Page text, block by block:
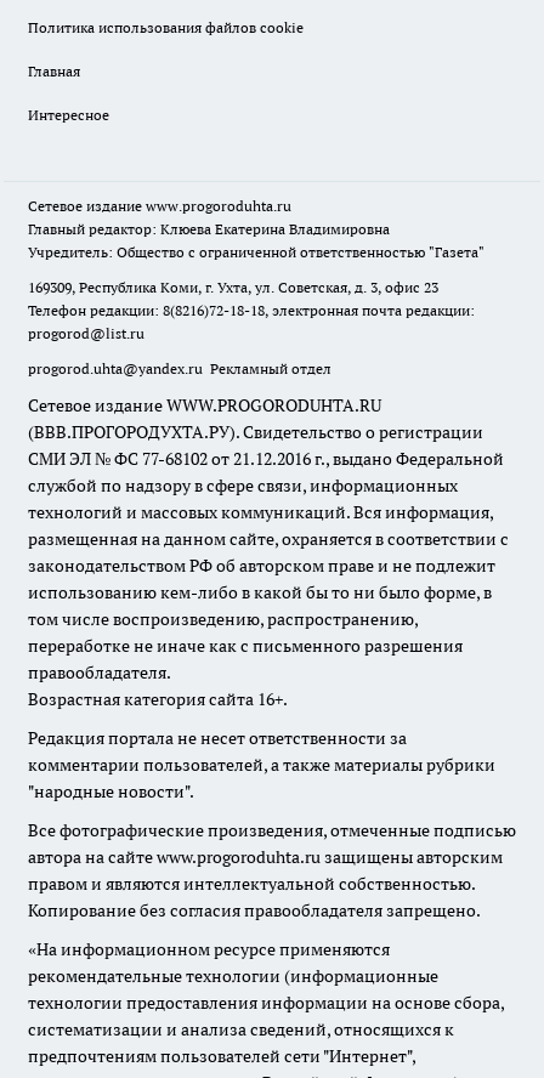
Политика использования файлов cookie
Главная
Интересное
Сетевое издание www.progoroduhta.ru
Главный редактор: Клюева Екатерина Владимировна
Учредитель: Общество с ограниченной ответственностью "Газета"
169309, Республика Коми, г. Ухта, ул. Советская, д. 3, офис 23
Телефон редакции: 8(8216)72-18-18, электронная почта редакции:
progorod@list.ru
progorod.uhta@yandex.ru Рекламный отдел
Сетевое издание WWW.PROGORODUHTA.RU
(ВВВ.ПРОГОРОДУХТА.РУ). Свидетельство о регистрации
СМИ ЭЛ № ФС 77-68102 от 21.12.2016 г., выдано Федеральной
службой по надзору в сфере связи, информационных
технологий и массовых коммуникаций. Вся информация,
размещенная на данном сайте, охраняется в соответствии с
законодательством РФ об авторском праве и не подлежит
использованию кем-либо в какой бы то ни было форме, в
том числе воспроизведению, распространению,
переработке не иначе как с письменного разрешения
правообладателя.
Возрастная категория сайта 16+.
Редакция портала не несет ответственности за
комментарии пользователей, а также материалы рубрики
"народные новости".
Все фотографические произведения, отмеченные подписью
автора на сайте www.progoroduhta.ru защищены авторским
правом и являются интеллектуальной собственностью.
Копирование без согласия правообладателя запрещено.
«На информационном ресурсе применяются
рекомендательные технологии (информационные
технологии предоставления информации на основе сбора,
систематизации и анализа сведений, относящихся к
предпочтениям пользователей сети "Интернет",